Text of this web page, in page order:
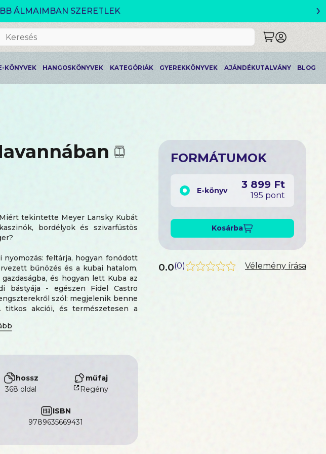
ÁLMAIMBAN SZERETLEK ›
KÖNYVEK HANGOSKÖNYVEK KATEGÓRIÁK GYEREKKÖNYVEK AJÁNDÉKUTALVÁNY BLOG
tekintette Meyer Lansky Kubát
bordélyok és szivarfüstös
feltárja, hogyan fonódott
bűnözés és a kubai hatalom,
és hogyan lett Kuba az
bástyája - egészen Fidel Castro
szól: megjelenik benne
titkos akciói, és természetesen a
oknyomozó történeti munka és
anyagokra és titkosított CIA-
visszaemlékezésekre, filmes
kutatási területei Latin-Amerika és
kapcsolata, valamint Latin-
közi Tanulmányok Kutatóközpont
hossz
368 oldal
műfaj
Regény
ISBN
9789635669431
FORMÁTUMOK
E-könyv 3 899 Ft
195 pont
Kosárba
0.0(0) Vélemény írása